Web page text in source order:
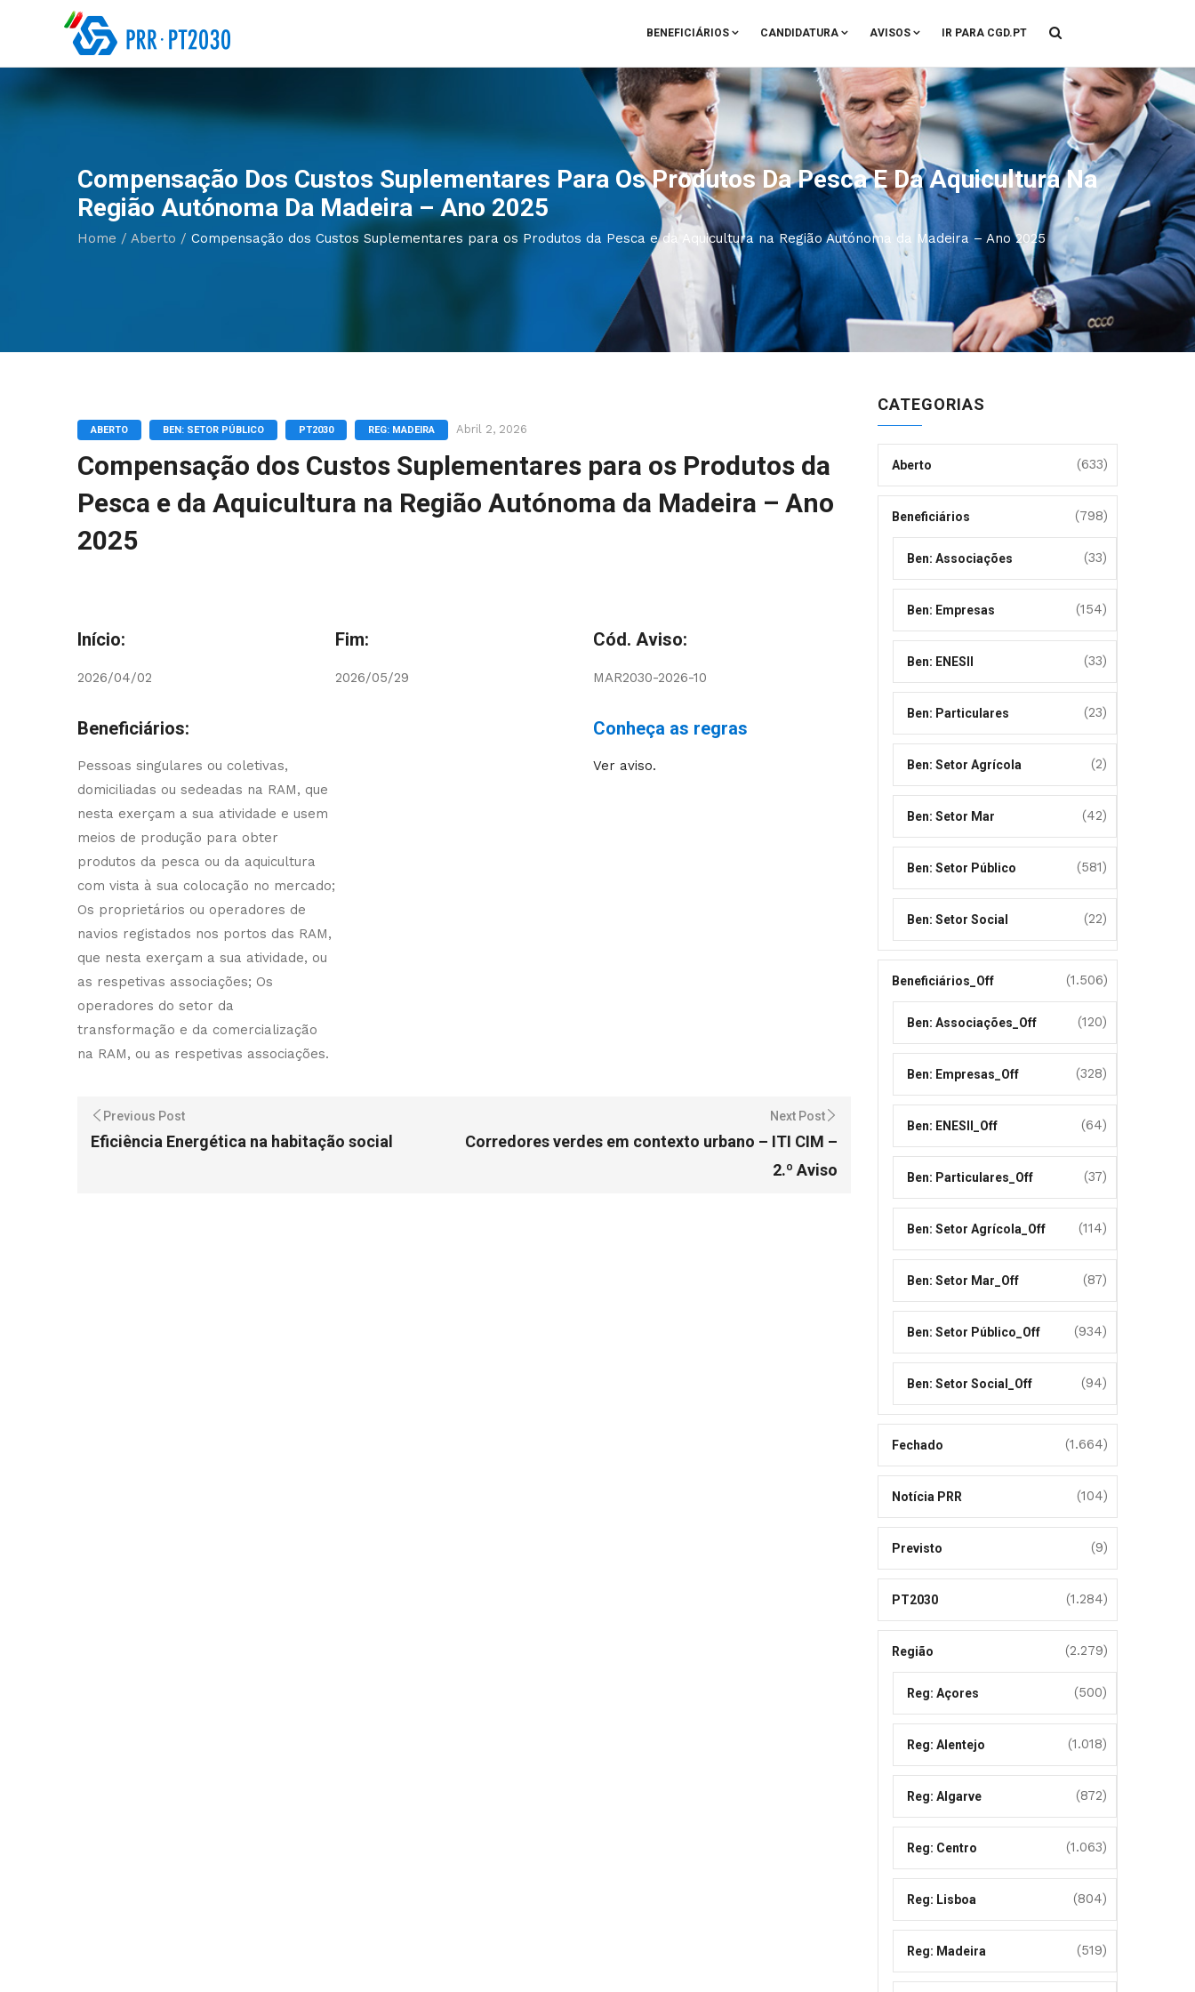
BENEFICIÁRIOS CANDIDATURA AVISOS IR PARA CGD.PT
Compensação Dos Custos Suplementares Para Os Produtos Da Pesca E Da Aquicultura Na
Região Autónoma Da Madeira – Ano 2025
Home / Aberto / Compensação dos Custos Suplementares para os Produtos da Pesca e da Aquicultura na Região Autónoma da Madeira – Ano 2025
ABERTO BEN: SETOR PÚBLICO PT2030 REG: MADEIRA Abril 2, 2026
Compensação dos Custos Suplementares para os Produtos da
Pesca e da Aquicultura na Região Autónoma da Madeira – Ano
2025
Início:
2026/04/02
Fim:
2026/05/29
Cód. Aviso:
MAR2030-2026-10
Beneficiários:
Pessoas singulares ou coletivas,
domiciliadas ou sedeadas na RAM, que
nesta exerçam a sua atividade e usem
meios de produção para obter
produtos da pesca ou da aquicultura
com vista à sua colocação no mercado;
Os proprietários ou operadores de
navios registados nos portos das RAM,
que nesta exerçam a sua atividade, ou
as respetivas associações; Os
operadores do setor da
transformação e da comercialização
na RAM, ou as respetivas associações.
Conheça as regras
Ver aviso.
Previous Post
Eficiência Energética na habitação social
Next Post
Corredores verdes em contexto urbano – ITI CIM –
2.º Aviso
CATEGORIAS
Aberto (633)
Beneficiários (798)
Ben: Associações (33)
Ben: Empresas (154)
Ben: ENESII (33)
Ben: Particulares (23)
Ben: Setor Agrícola (2)
Ben: Setor Mar (42)
Ben: Setor Público (581)
Ben: Setor Social (22)
Beneficiários_Off (1.506)
Ben: Associações_Off (120)
Ben: Empresas_Off (328)
Ben: ENESII_Off (64)
Ben: Particulares_Off (37)
Ben: Setor Agrícola_Off (114)
Ben: Setor Mar_Off (87)
Ben: Setor Público_Off (934)
Ben: Setor Social_Off (94)
Fechado (1.664)
Notícia PRR (104)
Previsto (9)
PT2030 (1.284)
Região (2.279)
Reg: Açores (500)
Reg: Alentejo (1.018)
Reg: Algarve (872)
Reg: Centro (1.063)
Reg: Lisboa (804)
Reg: Madeira (519)